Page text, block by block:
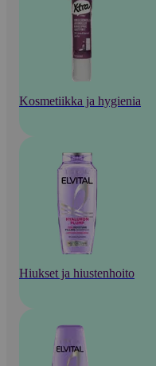
Kosmetiikka ja hygienia
Hiukset ja hiustenhoito